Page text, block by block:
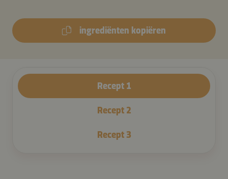
ingrediënten kopiëren
Recept 1
Recept 2
Recept 3